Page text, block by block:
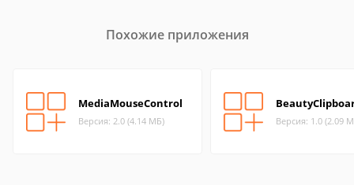
Похожие приложения
MediaMouseControl
Версия: 2.0 (4.14 МБ) Версия: 1.0 (2.09